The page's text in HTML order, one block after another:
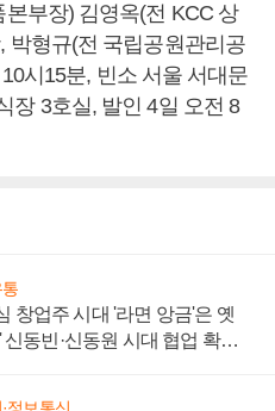
부장) 김영옥(전 KCC 상
박형규(전 국립공원관리공
시15분, 빈소 서울 서대문
장 3호실, 발인 4일 오전 8
창업주 시대 '라면 앙금'은 옛
신동빈·신동원 시대 협업 확대